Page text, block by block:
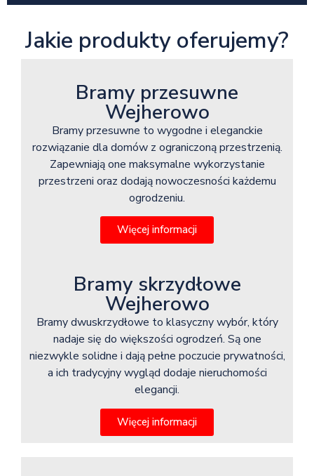
Jakie produkty oferujemy?
Bramy przesuwne
Wejherowo
Bramy przesuwne to wygodne i eleganckie
rozwiązanie dla domów z ograniczoną przestrzenią.
Zapewniają one maksymalne wykorzystanie
przestrzeni oraz dodają nowoczesności każdemu
ogrodzeniu.
Więcej informacji
Bramy skrzydłowe
Wejherowo
Bramy dwuskrzydłowe to klasyczny wybór, który
nadaje się do większości ogrodzeń. Są one
niezwykle solidne i dają pełne poczucie prywatności,
a ich tradycyjny wygląd dodaje nieruchomości
elegancji.
Więcej informacji